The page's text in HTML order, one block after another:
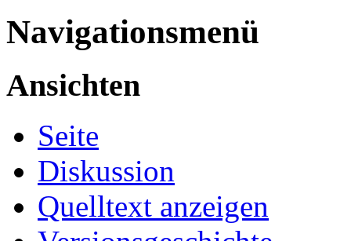
Navigationsmenü
Ansichten
Seite
Diskussion
Quelltext anzeigen